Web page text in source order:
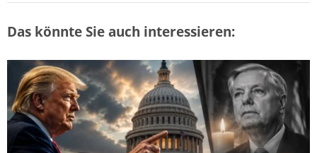
Das könnte Sie auch interessieren: